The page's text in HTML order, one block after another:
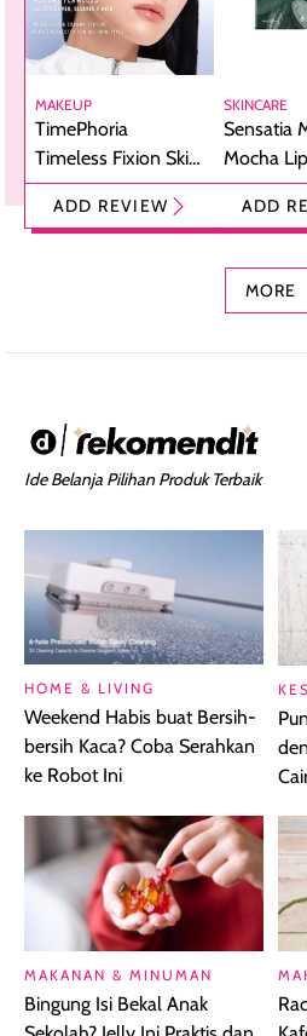
MAKEUP
TimePhoria
Timeless Fixion Skin
Tint Stick,
Foundation dan
ADD REVIEW
SKINCARE
Sensatia
Mocha
dengan
ADD
MORE
Ide Belanja Pilihan Produk Terbaik
HOME & LIVING
Weekend Habis buat Bersih-
bersih Kaca? Coba Serahkan
ke Robot Ini
MAKANAN & MINUMAN
Bingung Isi Bekal Anak